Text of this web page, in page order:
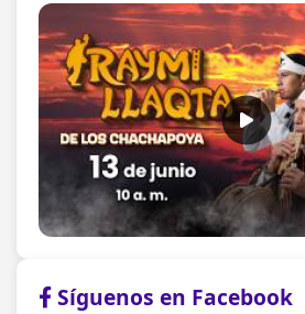
Síguenos en Facebook